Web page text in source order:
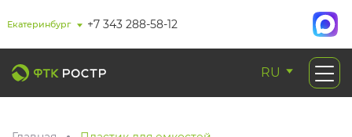
Екатеринбург +7 343 288-58-12
RU